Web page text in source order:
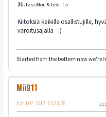
21. LassiNou & Lelu 1p
Kiitoksia kaikille osallistujille,
varoitusajalla :-)
Started from the bottom now we're
Mii911
April 07, 2017, 23:25:55